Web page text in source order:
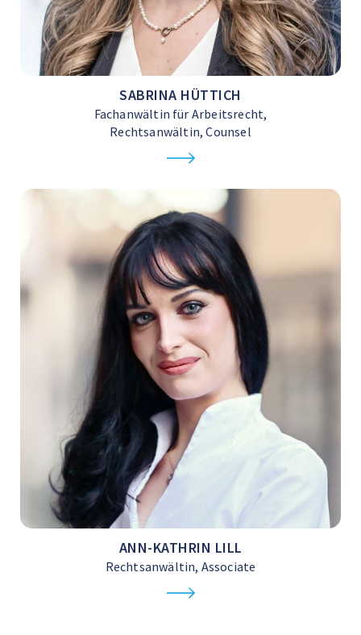
SABRINA HÜTTICH
Fachanwältin für Arbeitsrecht,
Rechtsanwältin, Counsel
ANN-KATHRIN LILL
Rechtsanwältin, Associate